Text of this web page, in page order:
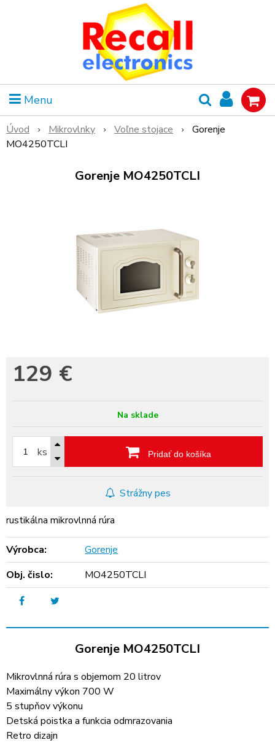
Menu
Úvod Mikrovlnky Voľne stojace
Gorenje
MO4250TCLI
Gorenje MO4250TCLI
129 €
Na sklade
ks Pridať do košíka
Strážny pes
rustikálna mikrovlnná rúra
Výrobca:
Gorenje
Obj. čislo:
MO4250TCLI
Gorenje MO4250TCLI
Mikrovlnná rúra s objemom 20 litrov
Maximálny výkon 700 W
5 stupňov výkonu
Detská poistka a funkcia odmrazovania
Retro dizajn